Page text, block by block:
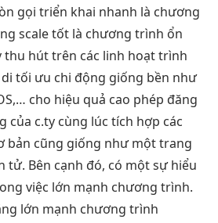
gọi triển khai nhanh là chương
scale tốt là chương trình ổn
thu húttrên các linh hoạttrình
tối ưu chi động giống bền như
cho hiệu quả cao phép đăng
của c.ty cùng lúc tích hợp các
bản cũng giống như một trang
tử. Bên cạnh đó, có một sự hiểu
việc lớn mạnh chương trình.
lớn mạnh chương trình